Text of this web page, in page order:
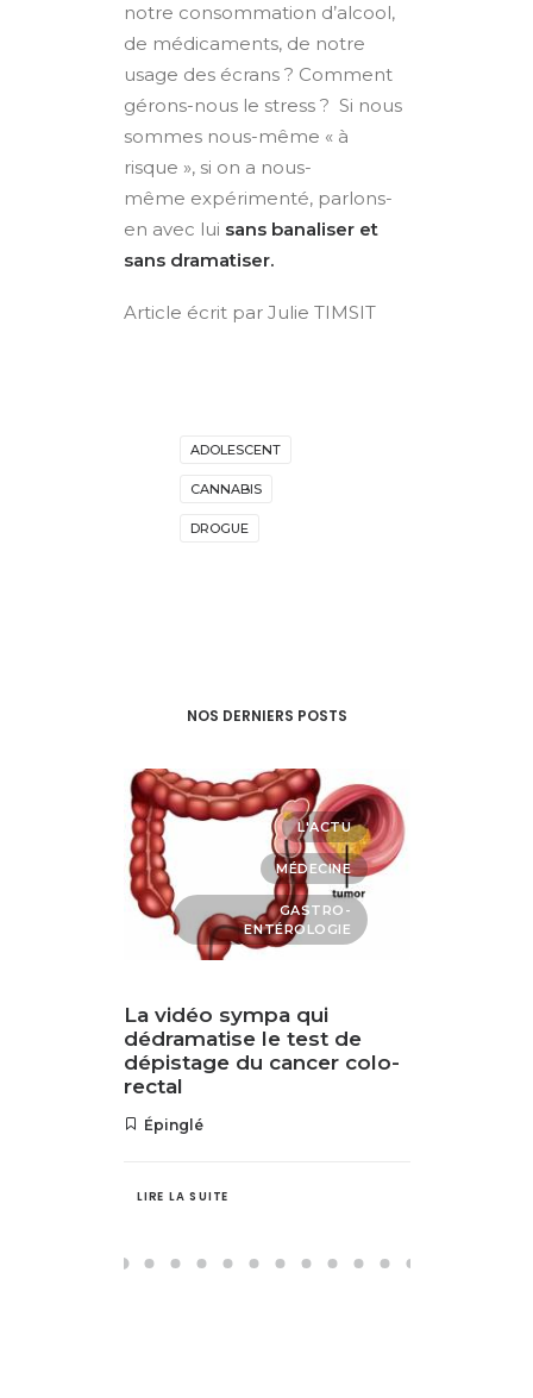
notre consommation d’alcool,
de médicaments, de notre
usage des écrans ? Comment
gérons-nous le stress ? Si nous
sommes nous-même « à
risque », si on a nous-
même expérimenté, parlons-
en avec lui sans banaliser et
sans dramatiser.
Article écrit par Julie TIMSIT
ADOLESCENT
CANNABIS
DROGUE
NOS DERNIERS POSTS
L'ACTU
MÉDECINE
GASTRO-
ENTÉROLOGIE
La vidéo sympa qui
dédramatise le test de
dépistage du cancer colo-
rectal
Épinglé
LIRE LA SUITE